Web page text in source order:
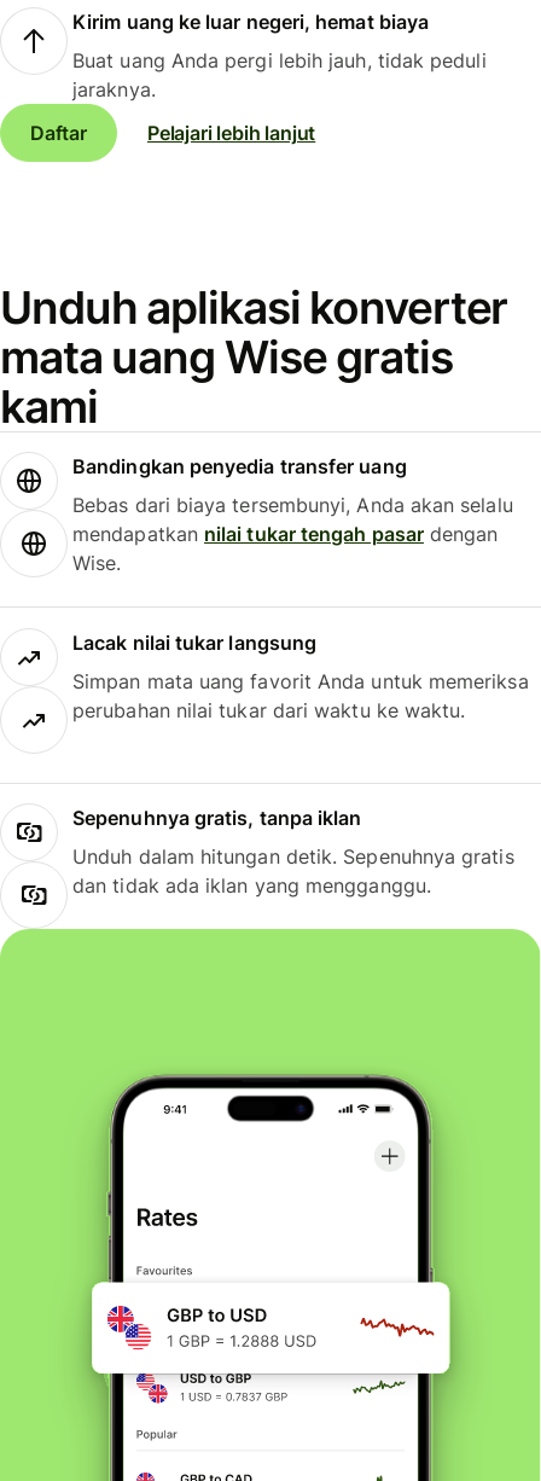
Kirim uang ke luar negeri, hemat biaya
Buat uang Anda pergi lebih jauh, tidak peduli
jaraknya.
Daftar
Pelajari lebih lanjut
Unduh aplikasi konverter
mata uang Wise gratis
kami
Bandingkan penyedia transfer uang
Bebas dari biaya tersembunyi, Anda akan selalu
mendapatkan nilai tukar tengah pasardengan
Wise.
Lacak nilai tukar langsung
Simpan mata uang favorit Anda untuk memeriksa
perubahan nilai tukar dari waktu ke waktu.
Sepenuhnya gratis, tanpa iklan
Unduh dalam hitungan detik. Sepenuhnya gratis
dan tidak ada iklan yang mengganggu.